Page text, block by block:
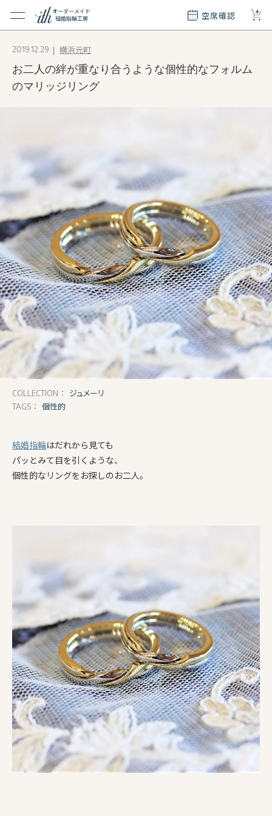
オーダーメイド
結婚指輪工房
空席確認 +
メイド
2019.12.29 横浜元町
お二人の絆が重なり合うような個性的なフォルム
のマリッジリング
COLLECTION： ジュメーリ
TAGS： 個性的
結婚指輪はだれから見ても
パッとみて目を引くような、
個性的なリングをお探しのお二人。